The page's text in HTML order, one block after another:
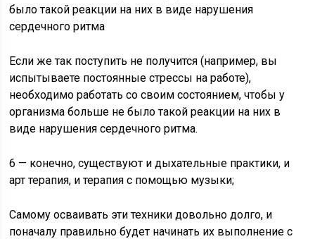
было такой реакции на них в виде нарушения
сердечного ритма
Если же так поступить не получится (например, вы
испытываете постоянные стрессы на работе),
необходимо работать со своим состоянием, чтобы у
организма больше не было такой реакции на них в
виде нарушения сердечного ритма.
6 — конечно, существуют и дыхательные практики, и
арт терапия, и терапия с помощью музыки;
Самому осваивать эти техники довольно долго, и
поначалу правильно будет начинать их выполнение с